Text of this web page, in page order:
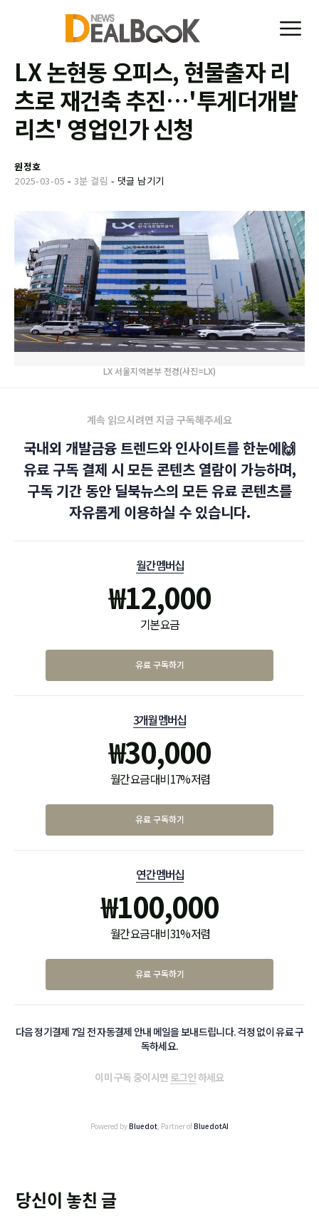
LX 논현동 오피스, 현물출자 리
츠로 재건축 추진…'투게더개발
리츠' 영업인가 신청
원정호
2025-03-05 - 3분 걸림 - 댓글 남기기
LX 서울지역본부 전경(사진=LX)
계속 읽으시려면 지금 구독해주세요
국내외 개발금융 트렌드와 인사이트를 한눈에🙌
유료 구독 결제 시 모든 콘텐츠 열람이 가능하며,
구독 기간 동안 딜북뉴스의 모든 유료 콘텐츠를
자유롭게 이용하실 수 있습니다.
월간 멤버십
₩12,000
기본 요금
유료 구독하기
3개월 멤버십
₩30,000
월간 요금 대비 17% 저렴
유료 구독하기
연간 멤버십
₩100,000
월간 요금 대비 31% 저렴
유료 구독하기
다음 정기결제 7일 전 자동결제 안내 메일을 보내드립니다. 걱정 없이 유료 구
독하세요.
이미 구독 중이시면 로그인하세요
Powered byBluedot , Partner ofBluedotAI
당신이 놓친 글